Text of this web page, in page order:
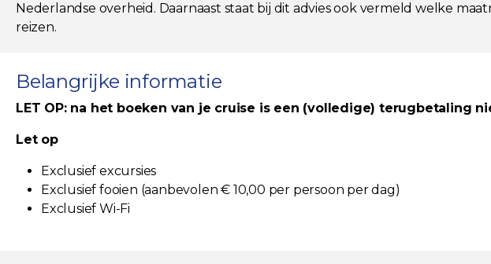
Nederlandse overheid. Daarnaast staat bij dit advies ook vermeld welke
reizen.
Belangrijke informatie
LET OP: na het boeken van je cruise is een (volledige) terugbetaling
Let op
Exclusief excursies
Exclusief fooien (aanbevolen € 10,00 per persoon per dag)
Exclusief Wi-Fi